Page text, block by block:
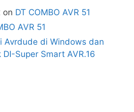
on DT COMBO AVR 51
AVR 51
Avrdude di Windows dan
Super Smart AVR.16